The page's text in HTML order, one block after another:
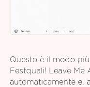
Questo è il modo
Festquali! Leave Me
automaticamente e,